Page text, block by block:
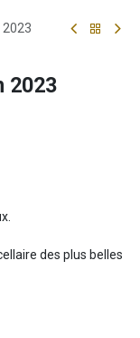
2023
2023
des plus belles